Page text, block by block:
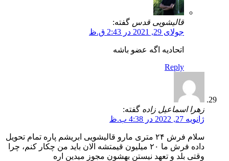
قالیشویی قدس گفته:
جولای 29, 2021 در 2:43 ق.ظ
اتحادیه اگه عضو باشه
Reply
زهرا اسماعیل زاده گفته:
ژانویه 27, 2022 در 4:38 ب.ظ
سلام فرش ۲۴ متری مارو قالیشویی ابریشم پاره تمام تحویل
داده فرش ما ۲۰ میلیون قیمتشه الان باید من چکار کنم، چرا
وقتی بلد و تعهد نیستن بهشون مجوز میدین اره